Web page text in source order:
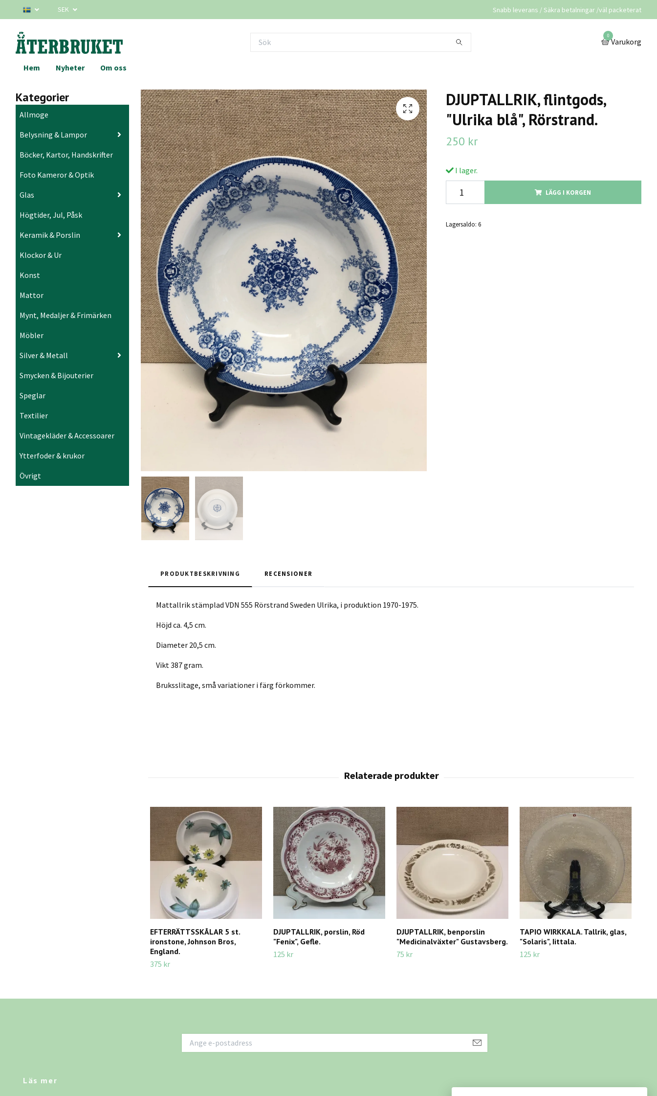
SEK Snabb leverans / Säkra betalningar /väl packeterat
0
Varukorg
Hem Nyheter Om oss
Kategorier
Allmoge
Belysning & Lampor
Böcker, Kartor, Handskrifter
Foto Kameror & Optik
Glas
Högtider, Jul, Påsk
Keramik & Porslin
Klockor & Ur
Konst
Mattor
Mynt, Medaljer & Frimärken
Möbler
Silver & Metall
Smycken & Bijouterier
Speglar
Textilier
Vintagekläder & Accessoarer
Ytterfoder & krukor
Övrigt
DJUPTALLRIK, flintgods,
"Ulrika blå", Rörstrand.
250 kr
I lager.
LÄGG I KORGEN
Lagersaldo: 6
PRODUKTBESKRIVNING RECENSIONER
Mattallrik stämplad VDN 555 Rörstrand Sweden Ulrika, i produktion 1970-1975.
Höjd ca. 4,5 cm.
Diameter 20,5 cm.
Vikt 387 gram.
Bruksslitage, små variationer i färg förkommer.
EFTERRÄTTSSKÅLAR 5 st.
ironstone, Johnson Bros,
England.
375 kr
DJUPTALLRIK, porslin, Röd
"Fenix", Gefle.
125 kr
DJUPTALLRIK, benporslin
"Medicinalväxter" Gustavsberg.
75 kr
TAPIO WIRKKALA. Tallrik, glas,
"Solaris", Iittala.
125 kr
Läs mer